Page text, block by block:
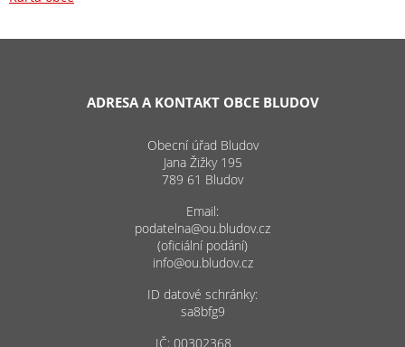
ADRESA A KONTAKT OBCE BLUDOV
Obecní úřad Bludov
Jana Žižky 195
789 61 Bludov
Email:
podatelna@ou.bludov.cz
(oficiální podání)
info@ou.bludov.cz
ID datové schránky:
sa8bfg9
IČ: 00302368